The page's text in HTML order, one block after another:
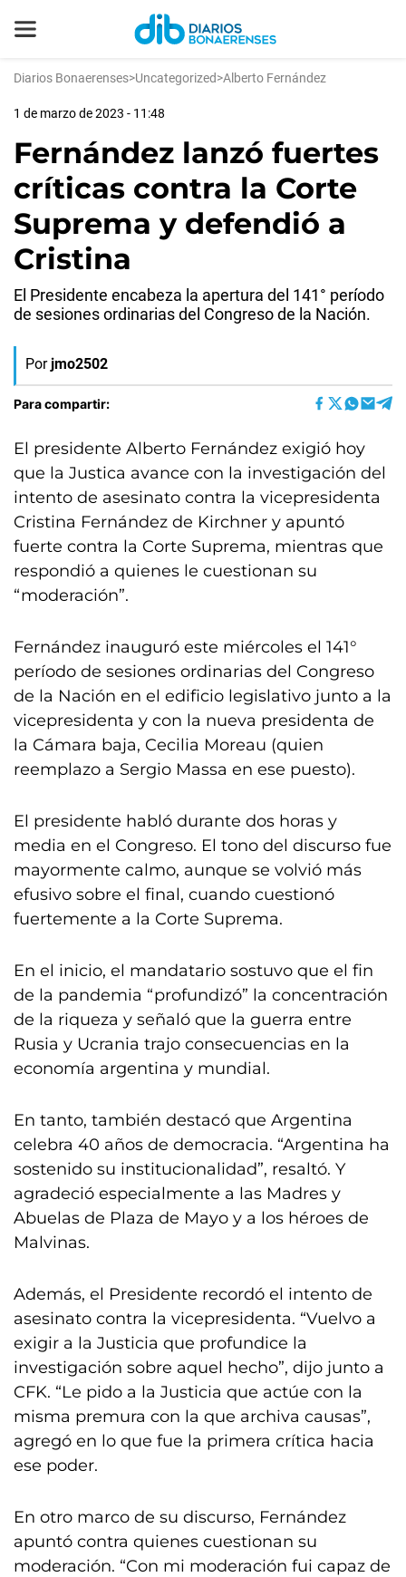
Diarios Bonaerenses>Uncategorized>Alberto Fernández
1 de marzo de 2023 - 11:48
Fernández lanzó fuertes
críticas contra la Corte
Suprema y defendió a
Cristina
El Presidente encabeza la apertura del 141° período
de sesiones ordinarias del Congreso de la Nación.
Por jmo2502
Para compartir:
El presidente Alberto Fernández exigió hoy
que la Justica avance con la investigación del
intento de asesinato contra la vicepresidenta
Cristina Fernández de Kirchner y apuntó
fuerte contra la Corte Suprema, mientras que
respondió a quienes le cuestionan su
“moderación”.
Fernández inauguró este miércoles el 141°
período de sesiones ordinarias del Congreso
de la Nación en el edificio legislativo junto a la
vicepresidenta y con la nueva presidenta de
la Cámara baja, Cecilia Moreau (quien
reemplazo a Sergio Massa en ese puesto).
El presidente habló durante dos horas y
media en el Congreso. El tono del discurso fue
mayormente calmo, aunque se volvió más
efusivo sobre el final, cuando cuestionó
fuertemente a la Corte Suprema.
En el inicio, el mandatario sostuvo que el fin
de la pandemia “profundizó” la concentración
de la riqueza y señaló que la guerra entre
Rusia y Ucrania trajo consecuencias en la
economía argentina y mundial.
En tanto, también destacó que Argentina
celebra 40 años de democracia. “Argentina ha
sostenido su institucionalidad”, resaltó. Y
agradeció especialmente a las Madres y
Abuelas de Plaza de Mayo y a los héroes de
Malvinas.
Además, el Presidente recordó el intento de
asesinato contra la vicepresidenta. “Vuelvo a
exigir a la Justicia que profundice la
investigación sobre aquel hecho”, dijo junto a
CFK. “Le pido a la Justicia que actúe con la
misma premura con la que archiva causas”,
agregó en lo que fue la primera crítica hacia
ese poder.
En otro marco de su discurso, Fernández
apuntó contra quienes cuestionan su
moderación. “Con mi moderación fui capaz de